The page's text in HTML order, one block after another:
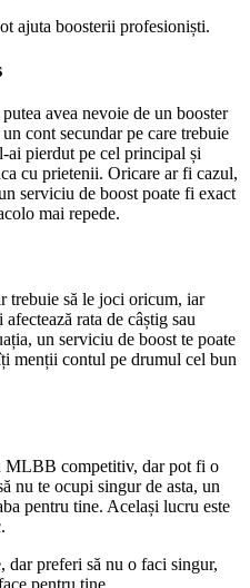
ajuta boosterii profesioniști.
avea nevoie de un booster
cont secundar pe care trebuie
ai pierdut pe cel principal și
cu prietenii. Oricare ar fi cazul,
serviciu de boost poate fi exact
mai repede.
trebuie să le joci oricum, iar
rata de câștig sau
un serviciu de boost te poate
menții contul pe drumul cel bun
MLBB competitiv, dar pot fi o
nu te ocupi singur de asta, un
pentru tine. Același lucru este
dar preferi să nu o faci singur,
pentru tine.